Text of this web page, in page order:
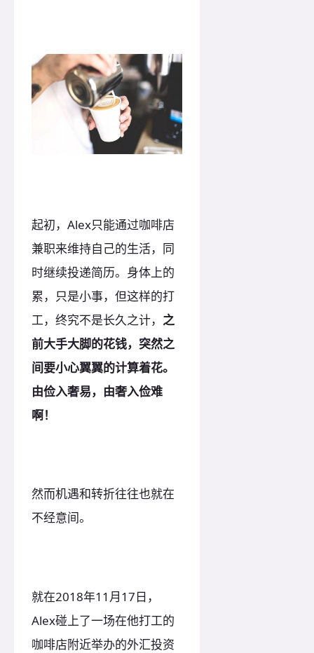
起初，Alex只能通过咖啡店
兼职来维持自己的生活，同
时继续投递简历。身体上的
累，只是小事，但这样的打
工，终究不是长久之计， 之
前大手大脚的花钱，突然之
间要小心翼翼的计算着花。
由俭入奢易，由奢入俭难
啊！
然而机遇和转折往往也就在
不经意间。
就在2018年11月17日，
Alex碰上了一场在他打工的
咖啡店附近举办的外汇投资